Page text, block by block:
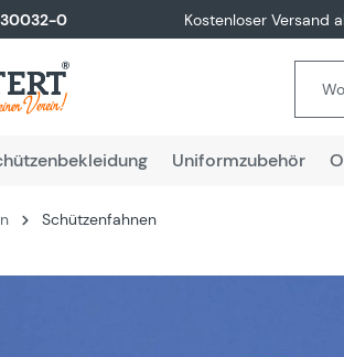
springen
0 Kostenloser Versand
Uniformzubehör
Schützenfahnen